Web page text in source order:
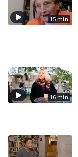
15 min
16 min